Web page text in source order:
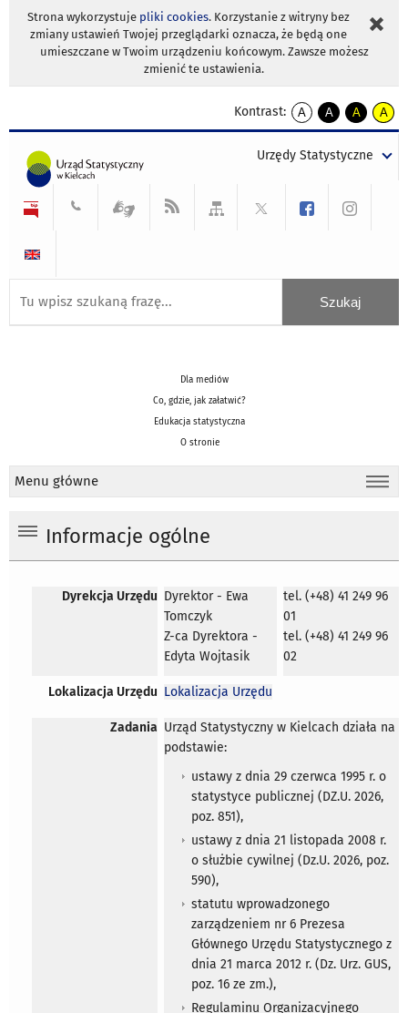
Strona wykorzystuje pliki cookies. Korzystanie z witryny bez
zmiany ustawień Twojej przeglądarki oznacza, że będą one
umieszczane w Twoim urządzeniu końcowym. Zawsze możesz
zmienić te ustawienia.
Kontrast:
A
kontrast
A
kontrast
tekst
czarnym
A
kontrast
tekst
czarnym
A
tekst
żółtym
Urzędy Statystyczne
Dla mediów
Co, gdzie, jak załatwić?
Edukacja statystyczna
O stronie
Menu główne
Informacje ogólne
Dyrekcja Urzędu Dyrektor - Ewa
Tomczyk
Z-ca Dyrektora -
Edyta Wojtasik
tel. (+48) 41 249 96
01
tel. (+48) 41 249 96
02
Lokalizacja Urzędu Lokalizacja Urzędu
Zadania Urząd Statystyczny w Kielcach działa na
podstawie:
ustawy z dnia 29 czerwca 1995 r. o
statystyce publicznej (DZ.U. 2026,
poz. 851),
ustawy z dnia 21 listopada 2008 r.
o służbie cywilnej (Dz.U. 2026, poz.
590),
statutu wprowadzonego
zarządzeniem nr 6 Prezesa
Głównego Urzędu Statystycznego z
dnia 21 marca 2012 r. (Dz. Urz. GUS,
poz. 16 ze zm.),
Regulaminu Organizacyjnego